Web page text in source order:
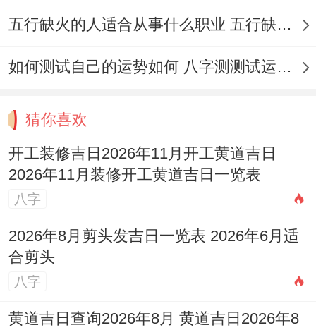
宜堆积在屋内过久。
随意拆除或改动，以免损坏整体风水稳定性
并带来安全隐患。
我有个朋友就遇到过。了选择黄道吉日与规
避禁忌，还有部分细节值的关注；它们能为
您的装修之旅增添更多顺利与祥与，择吉时
选定了吉日，最佳再选择当日的一个吉时
（如上午辰时、巳时）举行好懂的开工仪式
或进行首次动土，以求锦上添花。
五行缺火的人适合从事什么职业 五行缺火的人适合从事的职业有哪些
如何测试自己的运势如何 八字测测试运运程
猜你喜欢
开工装修吉日2026年11月开工黄道吉日
2026年11月装修开工黄道吉日一览表
八字
2026年8月剪头发吉日一览表 2026年6月适
合剪头
八字
黄道吉日查询2026年8月 黄道吉日2026年8